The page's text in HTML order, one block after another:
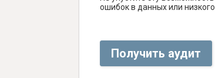
ошибок в данных или
Получить аудит